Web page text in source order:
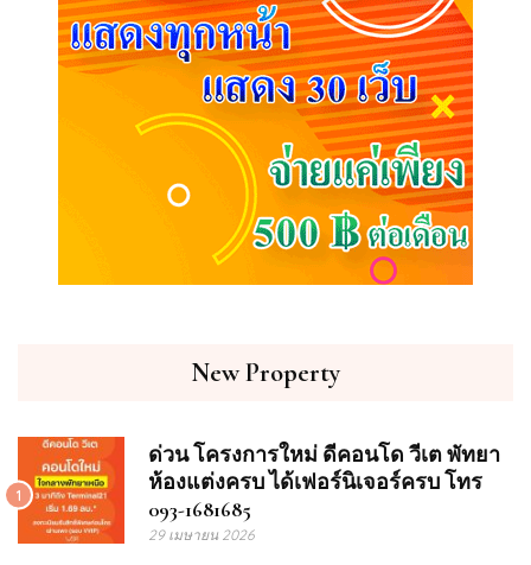
New Property
1
ด่วน โครงการใหม่ ดีคอนโด วีเต พัทยา
ห้องแต่งครบ ได้เฟอร์นิเจอร์ครบ โทร
093-1681685
29 เมษายน 2026